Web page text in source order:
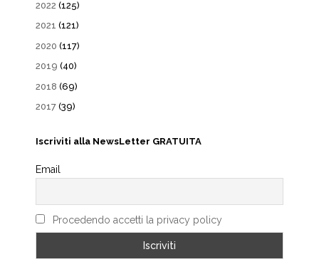
2022 (125)
2021 (121)
2020 (117)
2019 (40)
2018 (69)
2017 (39)
Iscriviti alla NewsLetter GRATUITA
Email
Procedendo accetti la privacy policy